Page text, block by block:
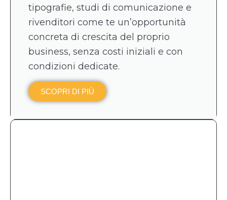
tipografie, studi di comunicazione e
rivenditori come te un’opportunità
concreta di crescita del proprio
business, senza costi iniziali e con
condizioni dedicate.
SCOPRI DI PIÙ